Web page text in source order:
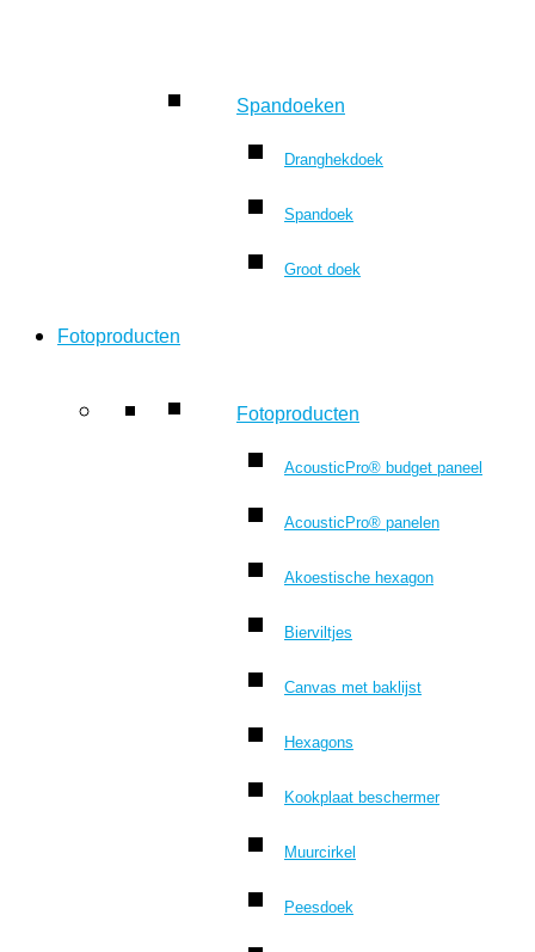
Spandoeken
Dranghekdoek
Spandoek
Groot doek
Fotoproducten
Fotoproducten
AcousticPro® budget paneel
AcousticPro® panelen
Akoestische hexagon
Bierviltjes
Canvas met baklijst
Hexagons
Kookplaat beschermer
Muurcirkel
Peesdoek